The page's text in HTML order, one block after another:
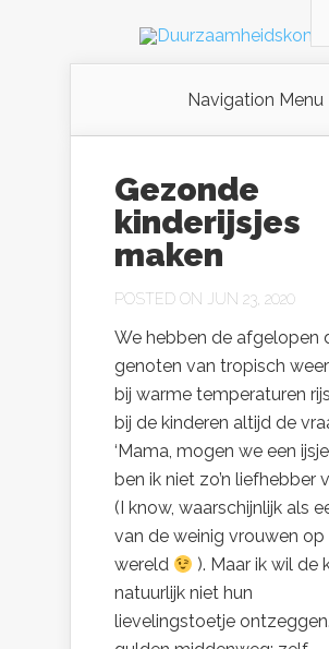
Navigation Menu
Gezonde
kinderijsjes
maken
POSTED ON JUN 23, 2020
We hebben de afgelopen
genoten van tropisch
bij warme temperaturen
bij de kinderen altijd de
‘Mama, mogen we een
ben ik niet zo’n liefhebber
(I know, waarschijnlijk als
van de weinig vrouwen op
wereld
). Maar ik wil de
natuurlijk niet hun
lievelingstoetje